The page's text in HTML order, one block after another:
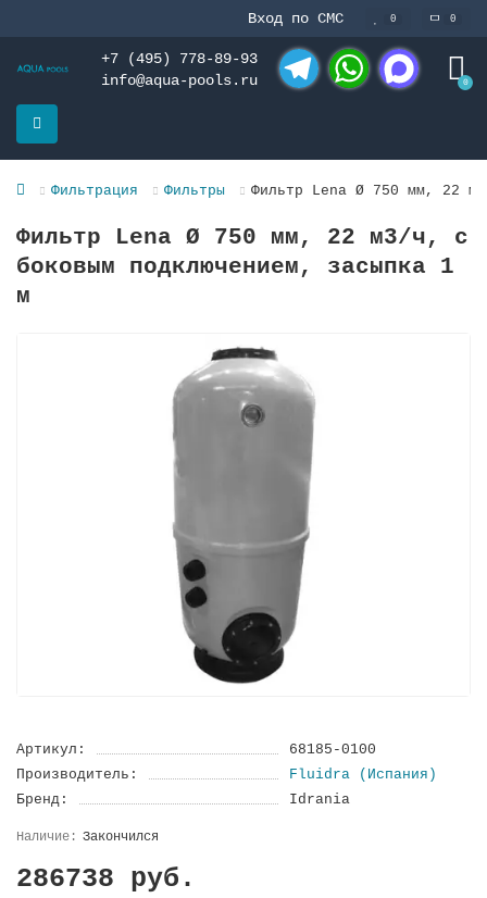
Вход по СМС 0 0
+7 (495) 778-89-93
info@aqua-pools.ru
0
Фильтрация Фильтры Фильтр Lena Ø 750 мм, 22
Фильтр Lena Ø 750 мм, 22 м3/ч, с
боковым подключением, засыпка 1
м
Артикул:
68185-0100
Производитель:
Fluidra (Испания)
Бренд:
Idrania
Закончился
286738 руб.